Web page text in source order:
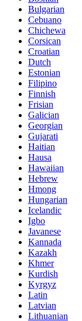
Bulgarian
Cebuano
Chichewa
Corsican
Croatian
Dutch
Estonian
Filipino
Finnish
Frisian
Galician
Georgian
Gujarati
Haitian
Hausa
Hawaiian
Hebrew
Hmong
Hungarian
Icelandic
Igbo
Javanese
Kannada
Kazakh
Khmer
Kurdish
Kyrgyz
Latin
Latvian
Lithuanian